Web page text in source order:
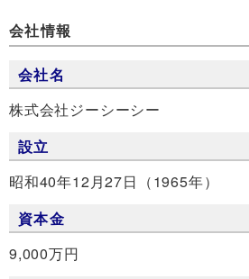
会社情報
会社名
株式会社ジーシーシー
設立
昭和40年12月27日（1965年）
資本金
9,000万円